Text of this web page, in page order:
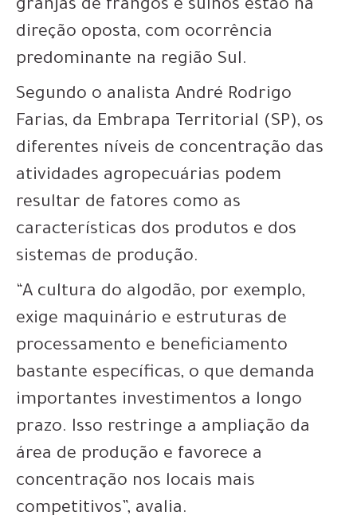
granjas de frangos e suínos estão na
direção oposta, com ocorrência
predominante na região Sul.
Segundo o analista André Rodrigo
Farias, da Embrapa Territorial (SP), os
diferentes níveis de concentração das
atividades agropecuárias podem
resultar de fatores como as
características dos produtos e dos
sistemas de produção.
“A cultura do algodão, por exemplo,
exige maquinário e estruturas de
processamento e beneficiamento
bastante específicas, o que demanda
importantes investimentos a longo
prazo. Isso restringe a ampliação da
área de produção e favorece a
concentração nos locais mais
competitivos”, avalia.